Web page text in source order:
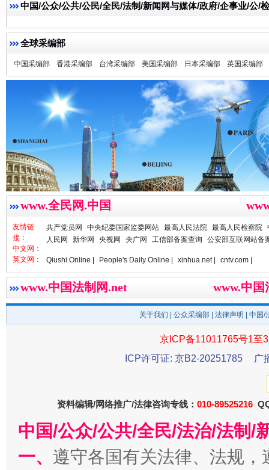
“
衣柜里的秘密 高速路
春天里的科技盛宴
中国/公众/公共/公民/全民/法制/新闻网与媒体/政府/企事业/公/
全球采编部
中国采编部 香港采编部 台湾采编部 美国采编部 日本采编部 英国采编部
www.全民网.中国
友情链
接：
中文网：
共产党员网 中央纪委国家监委网站 最高人民法院 最高人民检察院
人民网
新华网 央视网 央广网 工信部备案查询 公安部互联网站备
英文网： Qiushi Online | People's Daily Online | xinhua.net | cntv.com |
www.中国法制网.net www.中
关于我们 公众采编部 法律声明 | 中国
京ICP备11011765号1至
ICP许可证: 京B2-20251785
广
资料编辑/网络推广/法律咨询专线： 010-89525216
中国/公众/公共/全民/法治/法制/
一、 遵守各国有关法律、法规